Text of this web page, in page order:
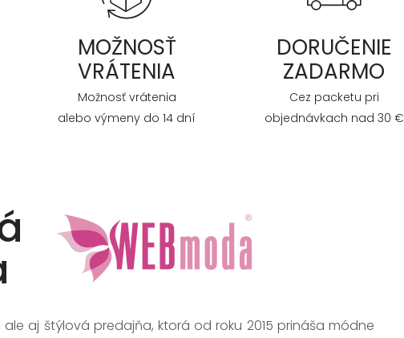
MOŽNOSŤ
VRÁTENIA
Možnosť vrátenia
alebo výmeny do 14 dní
DORUČENIE
ZADARMO
Cez packetu pri
objednávkach nad 30 €
ale aj štýlová predajňa, ktorá od roku 2015 prináša módne